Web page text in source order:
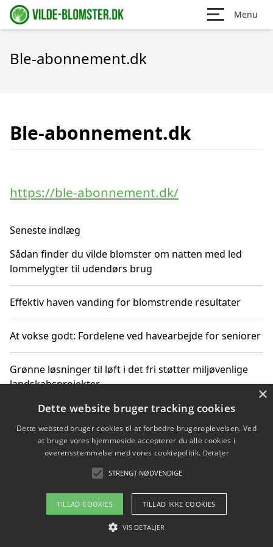
Menu
Ble-abonnement.dk
Ble-abonnement.dk
https://ble-abonnement.dk/
Seneste indlæg
Sådan finder du vilde blomster om natten med led
lommelygter til udendørs brug
Effektiv haven vanding for blomstrende resultater
At vokse godt: Fordelene ved havearbejde for seniorer
Grønne løsninger til løft i det fri støtter miljøvenlige
landskabsprojekter
Gør haven til et frirum for familien og naturen
Copyright 2026 - Pilanto Aps
Om / kontakt
Blog Betingelser
×
Dette website bruger tracking cookies
Dette websted bruger cookies til at forbedre brugeroplevelsen. Ved
at bruge vores hjemmeside accepterer du alle cookies i
overensstemmelse med vores cookiepolitik. Detaljer
STRENGT NØDVENDIGE
TILLAD COOKIES TILLAD IKKE COOKIES
VIS DETALJER